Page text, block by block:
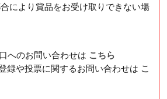
により賞品をお受け取りできない場
へのお問い合わせは こちら
録や投票に関するお問い合わせは こ